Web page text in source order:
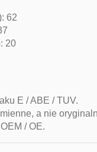
62
20
E / ABE / TUV.
a nie
/ OE.